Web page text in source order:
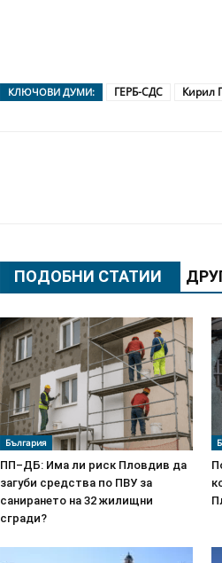
КЛЮЧОВИ ДУМИ: ГЕРБ-СДС Кирил
ПОДОБНИ СТАТИИ
България
ПП–ДБ: Има ли риск Пловдив да
загуби средства по ПВУ за
санирането на 32 жилищни
сгради?